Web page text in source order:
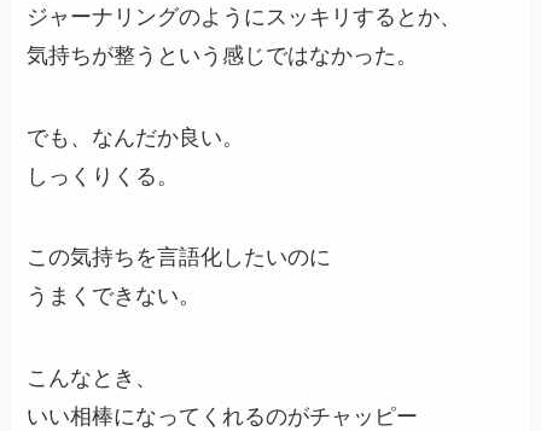
ジャーナリングのようにスッキリするとか、
気持ちが整うという感じではなかった。
でも、なんだか良い。
しっくりくる。
この気持ちを言語化したいのに
うまくできない。
こんなとき、
いい相棒になってくれるのがチャッピー